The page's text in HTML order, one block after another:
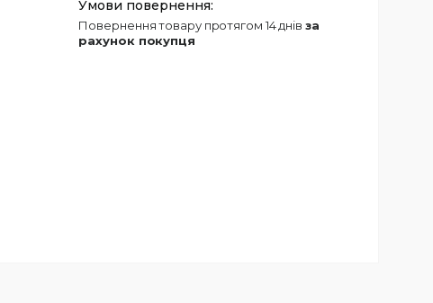
повернення товару протягом 14 днів за
рахунок покупця